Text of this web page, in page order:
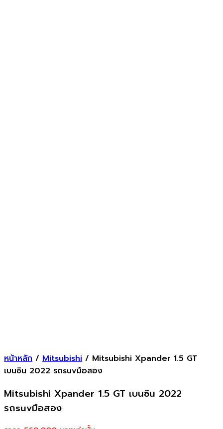
หน้าหลัก / Mitsubishi / Mitsubishi Xpander 1.5 GT
เบนซิน 2022 รถsuvมือสอง
Mitsubishi Xpander 1.5 GT เบนซิน 2022
รถsuvมือสอง